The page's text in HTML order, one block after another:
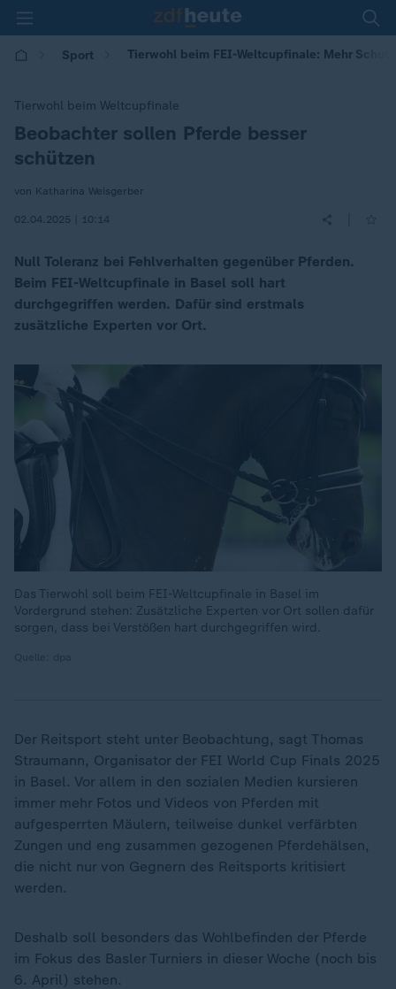
Sport Tierwohl beim FEI-Weltcupfinale: Mehr
Tierwohl beim Weltcupfinale
:Beobachter sollen Pferde besser
schützen
von Katharina Weisgerber
02.04.2025 | 10:14
Null Toleranz bei Fehlverhalten gegenüber Pferden.
Beim FEI-Weltcupfinale in Basel soll hart
durchgegriffen werden. Dafür sind erstmals
zusätzliche Experten vor Ort.
Das Tierwohl soll beim FEI-Weltcupfinale in Basel im
Vordergrund stehen: Zusätzliche Experten vor Ort sollen dafür
sorgen, dass bei Verstößen hart durchgegriffen wird.
Der Reitsport steht unter Beobachtung, sagt Thomas
Straumann, Organisator der FEI World Cup Finals 2025
in Basel. Vor allem in den sozialen Medien kursieren
immer mehr Fotos und Videos von Pferden mit
aufgesperrten Mäulern, teilweise dunkel verfärbten
Zungen und eng zusammen gezogenen Pferdehälsen,
die nicht nur von Gegnern des Reitsports kritisiert
werden.
Deshalb soll besonders das Wohlbefinden der Pferde
im Fokus des Basler Turniers in dieser Woche (noch bis
6. April) stehen.